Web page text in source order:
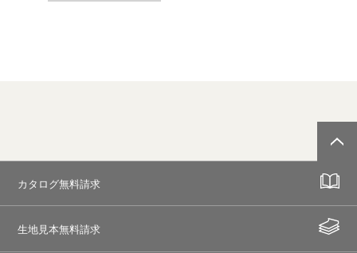
カタログ無料請求
生地見本無料請求